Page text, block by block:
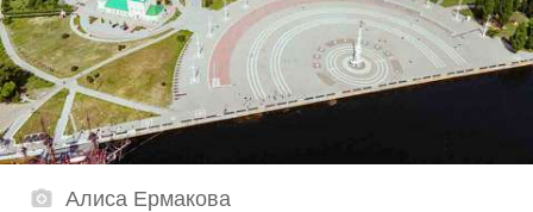
Алиса Ермакова